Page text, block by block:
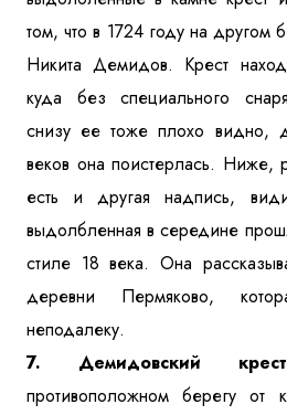
том, что в 1724 году на другом
Никита Демидов. Крест
куда без специального
снизу ее тоже плохо видно,
веков она поистерлась.
есть и другая надпись,
выдолбленная в середине
стиле 18 века. Она
деревни Пермяково,
неподалеку.
7. Демидовский
противоположном берегу от